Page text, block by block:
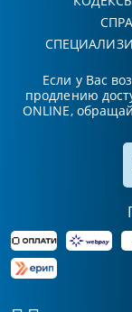
Если у Вас
продлению
ONLINE,